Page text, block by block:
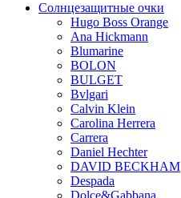
Солнцезащитные очки
Hugo Boss Orange
Ana Hickmann
Blumarine
BOLON
BULGET
Bvlgari
Calvin Klein
Carolina Herrera
Carrera
Daniel Hechter
DAVID BECKHAM
Despada
Dolce&Gabbana